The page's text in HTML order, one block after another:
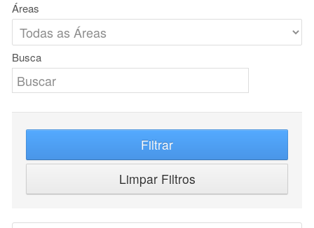
Áreas
Busca
Filtrar
Limpar Filtros